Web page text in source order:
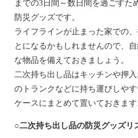
までの3日間～数日間を過ごすた
防災グッズです。
ライフラインが止まった家での
とになるかもしれませんので、
な物品を備えておきましょう。
二次持ち出し品はキッチンや押
のトランクなどに持ち運びしやす
ケースにまとめて置いておきます
○二次持ち出し品の防災グッズリ